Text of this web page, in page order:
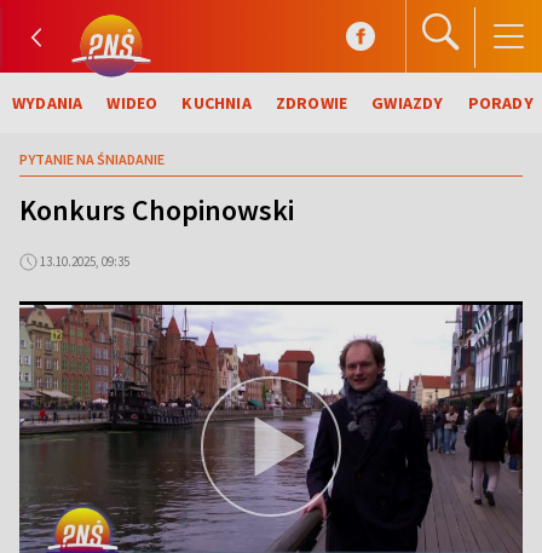
WYDANIA WIDEO KUCHNIA ZDROWIE GWIAZDY PORADY
PYTANIE NA ŚNIADANIE
Konkurs Chopinowski
13.10.2025, 09:35